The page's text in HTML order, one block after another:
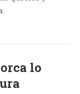
lo